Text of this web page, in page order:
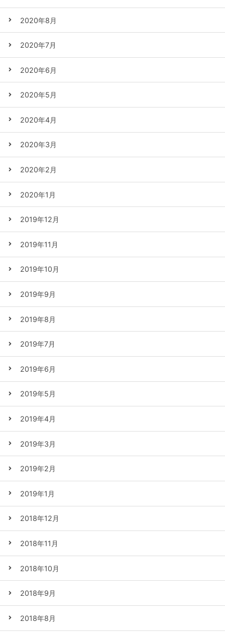
2020年8月
2020年7月
2020年6月
2020年5月
2020年4月
2020年3月
2020年2月
2020年1月
2019年12月
2019年11月
2019年10月
2019年9月
2019年8月
2019年7月
2019年6月
2019年5月
2019年4月
2019年3月
2019年2月
2019年1月
2018年12月
2018年11月
2018年10月
2018年9月
2018年8月